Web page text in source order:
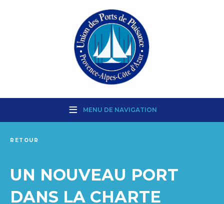
MENU DE NAVIGATION
RETOUR
UN NOUVEAU PORT
DANS LA CHARTE